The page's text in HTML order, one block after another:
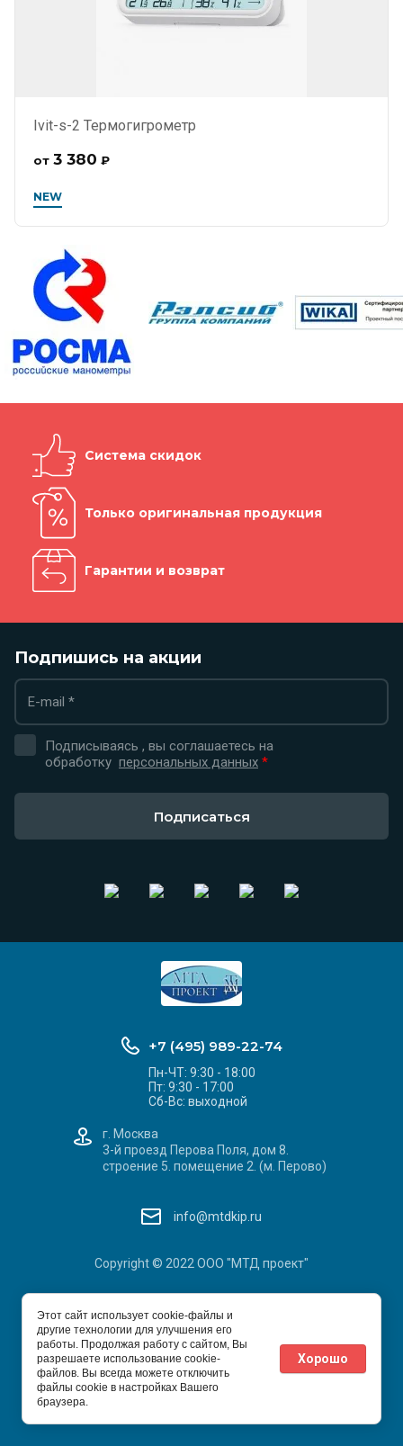
Ivit-s-2 Термогигрометр
NEW
от 3 380 ₽
Система скидок
Только оригинальная продукция
Гарантии и возврат
Подпишись на акции
Подписываясь , вы соглашаетесь на
обработку персональных данных *
Подписаться
Copyright © 2022 ООО "МТД проект"
+7 (495) 989-22-74
Пн-ЧТ: 9:30 - 18:00
Пт: 9:30 - 17:00
Сб-Вс: выходной
г. Москва
3-й проезд Перова Поля, дом 8.
строение 5. помещение 2. (м. Перово)
info@mtdkip.ru
Сайт создан в:
Этот сайт использует cookie-файлы и
другие технологии для улучшения его
работы. Продолжая работу с сайтом, Вы
разрешаете использование cookie-
файлов. Вы всегда можете отключить
файлы cookie в настройках Вашего
браузера.
Хорошо